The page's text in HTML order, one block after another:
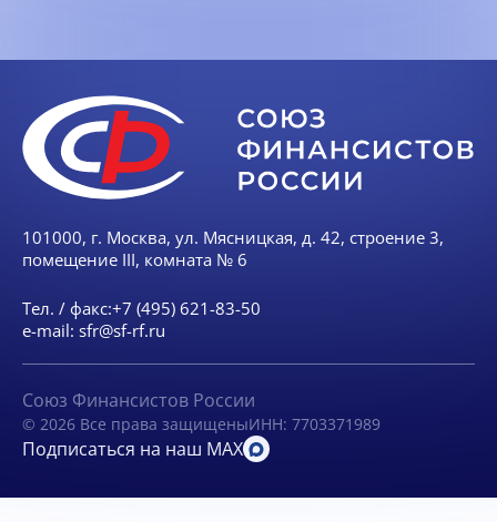
101000, г. Москва, ул. Мясницкая, д. 42, строение 3,
помещение III, комната № 6
Тел. / факс:+7 (495) 621-83-50
e-mail: sfr@sf-rf.ru
Союз Финансистов России
© 2026 Все права защищеныИНН: 7703371989
Подписаться на наш MAX